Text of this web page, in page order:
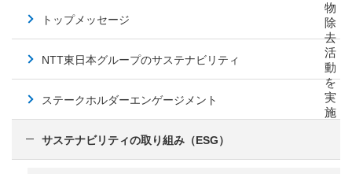
物
除
去
活
動
を
実
施
トップメッセージ
NTT東日本グループのサステナビリティ
ステークホルダーエンゲージメント
サステナビリティの取り組み（ESG）